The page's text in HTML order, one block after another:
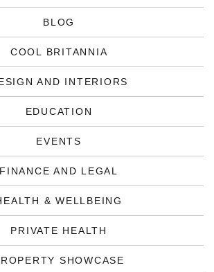
BLOG
COOL BRITANNIA
AND INTERIORS
EDUCATION
EVENTS
FINANCE AND LEGAL
& WELLBEING
PRIVATE HEALTH
SHOWCASE